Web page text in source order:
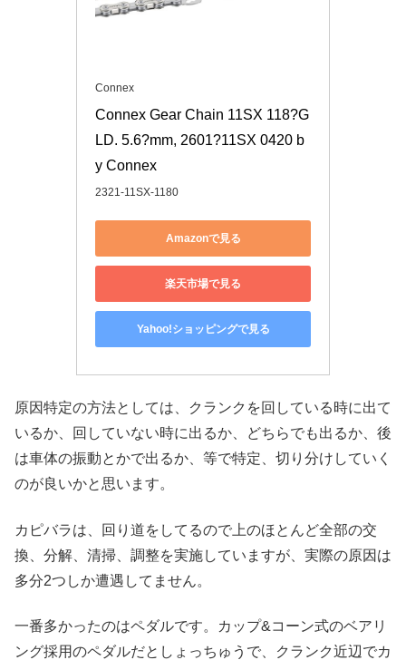
Connex
Connex Gear Chain 11SX 118?G
LD. 5.6?mm, 2601?11SX 0420 b
y Connex
2321-11SX-1180
Amazonで見る
楽天市場で見る
Yahoo!ショッピングで見る
原因特定の方法としては、クランクを回している時に出て
いるか、回していない時に出るか、どちらでも出るか、後
は車体の振動とかで出るか、等で特定、切り分けしていく
のが良いかと思います。
カピバラは、回り道をしてるので上のほとんど全部の交
換、分解、清掃、調整を実施していますが、実際の原因は
多分2つしか遭遇してません。
一番多かったのはペダルです。カップ&コーン式のベアリ
ング採用のペダルだとしょっちゅうで、クランク近辺でカ